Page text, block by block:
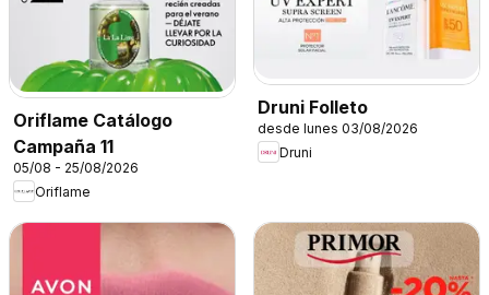
Oriflame Catálogo
Campaña 11
05/08 - 25/08/2026
Oriflame
Druni Folleto
desde lunes 03/08/2026
Druni